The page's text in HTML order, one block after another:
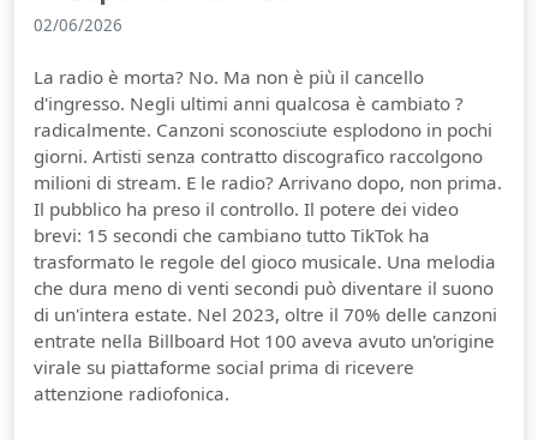
02/06/2026
La radio è morta? No. Ma non è più il cancello
d'ingresso. Negli ultimi anni qualcosa è cambiato ?
radicalmente. Canzoni sconosciute esplodono in pochi
giorni. Artisti senza contratto discografico raccolgono
milioni di stream. E le radio? Arrivano dopo, non prima.
Il pubblico ha preso il controllo. Il potere dei video
brevi: 15 secondi che cambiano tutto TikTok ha
trasformato le regole del gioco musicale. Una melodia
che dura meno di venti secondi può diventare il suono
di un'intera estate. Nel 2023, oltre il 70% delle canzoni
entrate nella Billboard Hot 100 aveva avuto un'origine
virale su piattaforme social prima di ricevere
attenzione radiofonica.